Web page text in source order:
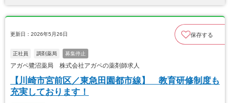
更新日：2026年5月26日 保存する
正社員 調剤薬局 募集停止
アガペ鷺沼薬局 株式会社アガペの薬剤師求人
【川崎市宮前区／東急田園都市線】 教育研修制度も
充実しております！